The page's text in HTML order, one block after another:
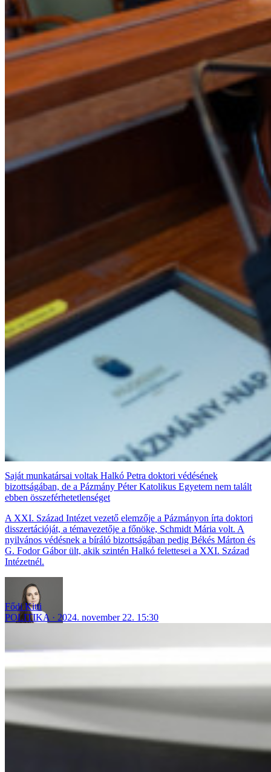
Saját munkatársai voltak Halkó Petra doktori védésének
bizottságában, de a Pázmány Péter Katolikus Egyetem nem talált
ebben összeférhetetlenséget
A XXI. Század Intézet vezető elemzője a Pázmányon írta doktori
disszertációját, a témavezetője a főnöke, Schmidt Mária volt. A
nyilvános védésnek a bíráló bizottságában pedig Békés Márton és
G. Fodor Gábor ült, akik szintén Halkó felettesei a XXI. Század
Intézetnél.
Fődi Kitti
POLITIKA
2024. november 22. 15:30